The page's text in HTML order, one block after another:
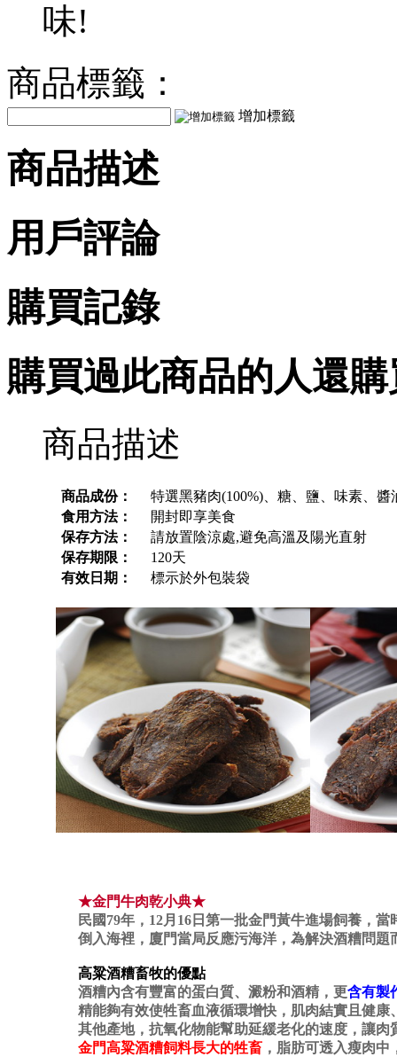
味!
商品標籤：
增加標籤
商品描述
用戶評論
購買記錄
購買過此商品的人還
商品描述
商品成份：
特選黑豬肉(100%)、糖、鹽、味素、
食用方法：
開封即享美食
保存方法：
請放置陰涼處,避免高溫及陽光直射
保存期限：
120天
有效日期：
標示於外包裝袋
★金門牛肉乾小典★
民國79年，12月16日第一批金門黃牛進場飼養，
倒入海裡，廈門當局反應污海洋，為解決酒糟問題
高粱酒糟畜牧的優點
酒糟內含有豐富的蛋白質、澱粉和酒精，更含有製
精能夠有效使牲畜血液循環增快，肌肉結實且健康
其他產地，抗氧化物能幫助延緩老化的速度，讓肉
金門高粱酒糟飼料長大的牲畜 ，脂肪可透入瘦肉